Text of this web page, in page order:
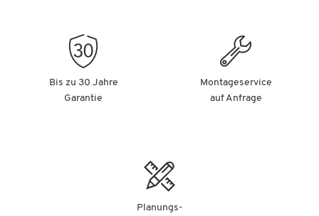
Bis zu 30 Jahre
Garantie
Montageservice
auf Anfrage
Planungs-